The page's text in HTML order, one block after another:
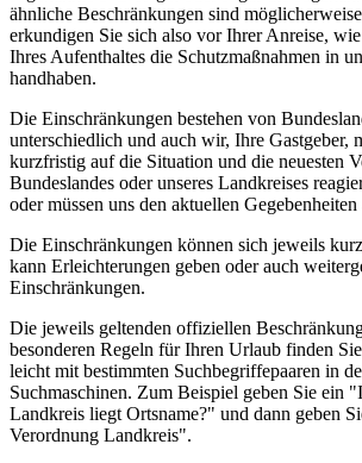
ähnliche Beschränkungen sind
erkundigen Sie sich also vor Ihrer Anreise,
Ihres Aufenthaltes die Schutzmaßnahmen in
handhaben.
Die Einschränkungen bestehen von
unterschiedlich und auch wir, Ihre Gastgeber,
kurzfristig auf die Situation und die neuesten
Bundeslandes oder unseres Landkreises
oder müssen uns den aktuellen Gegebenheiten
Die Einschränkungen können sich jeweils
kann Erleichterungen geben oder auch
Einschränkungen.
Die jeweils geltenden offiziellen
besonderen Regeln für Ihren Urlaub finden
leicht mit bestimmten Suchbegriffepaaren in
Suchmaschinen. Zum Beispiel geben Sie ein
Landkreis liegt Ortsname?" und dann geben
Verordnung Landkreis".